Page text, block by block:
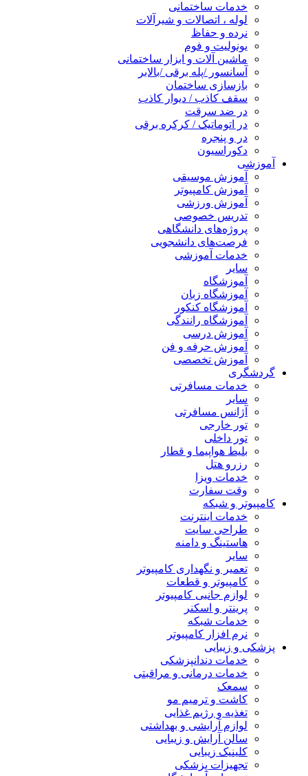
خدمات ساختمانی
لوله ، اتصالات و شیرآلات
نرده و حفاظ
یونولیت و فوم
ماشین آلات و ابزار ساختمانی
آسانسور /پله برقی /بالابر
بازسازی ساختمان
سقف کاذب / دیوار کاذب
در ضد سرقت
در اتوماتیک / کرکره برقی
در و پنجره
دکوراسیون
آموزشی
آموزش موسیقی
آموزش کامپیوتر
آموزش ورزشی
تدریس خصوصی
پروژه‌های دانشگاهی
فرصت‌های دانشجویی
خدمات آموزشی
سایر
آموزشگاه
آموزشگاه زبان
آموزشگاه کنکور
آموزشگاه رانندگی
آموزش درسی
آموزش حرفه و فن
آموزش تخصصی
گردشگری
خدمات مسافرتی
سایر
آژانس مسافرتی
تور خارجی
تور داخلی
بلیط هواپیما و قطار
رزرو هتل
خدمات ویزا
وقت سفارت
کامپیوتر و شبکه
خدمات اینترنت
طراحی سایت
هاستینگ و دامنه
سایر
تعمیر و نگهداری کامپیوتر
کامپیوتر و قطعات
لوازم جانبی کامپیوتر
پرینتر و اسکنر
خدمات شبکه
نرم افزار کامپیوتر
پزشکی و زیبایی
خدمات دندانپزشکی
خدمات درمانی و مراقبتی
سمعک
کاشت و ترمیم مو
تغذیه و رژیم غذایی
لوازم آرایشی و بهداشتی
سالن آرایش و زیبایی
کلینیک زیبایی
تجهیزات پزشکی